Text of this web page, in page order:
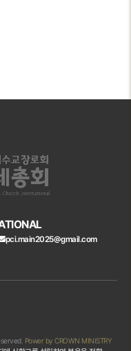
pci.main2025@gmail.com
Power by CROWN MINISTRY